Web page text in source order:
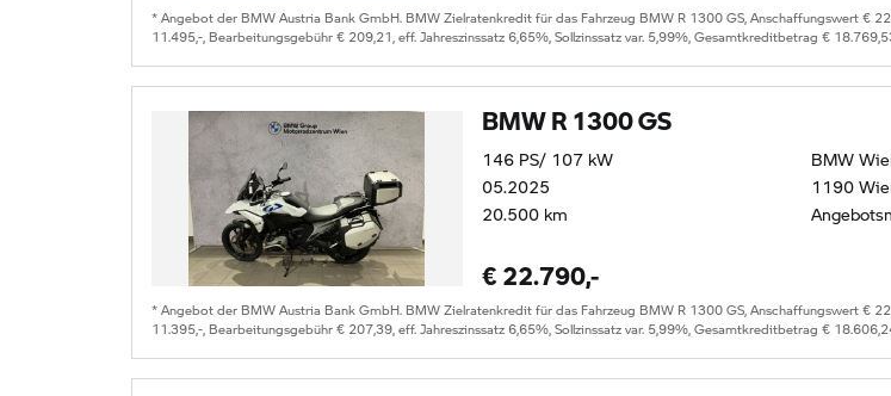
* Angebot der BMW Austria Bank GmbH. BMW Zielratenkredit für das Fahrzeug BMW R 1300 GS, Anschaffungswert €
11.495,-, Bearbeitungsgebühr € 209,21, eff. Jahreszinssatz 6,65%, Sollzinssatz var. 5,99%, Gesamtkreditbetrag €
BMW R 1300 GS
146 PS/ 107 kW
05.2025
20.500 km
BMW
1190
€ 22.790,-
* Angebot der BMW Austria Bank GmbH. BMW Zielratenkredit für das Fahrzeug BMW R 1300 GS, Anschaffungswert €
11.395,-, Bearbeitungsgebühr € 207,39, eff. Jahreszinssatz 6,65%, Sollzinssatz var. 5,99%, Gesamtkreditbetrag €